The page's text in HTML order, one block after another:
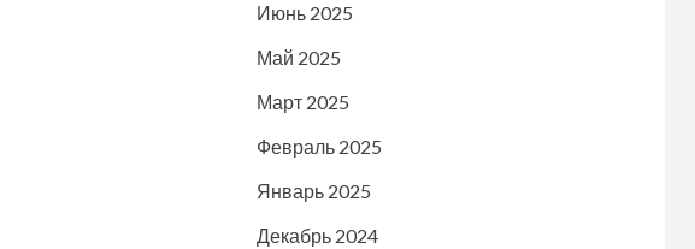
Июнь 2025
Май 2025
Март 2025
Февраль 2025
Январь 2025
Декабрь 2024